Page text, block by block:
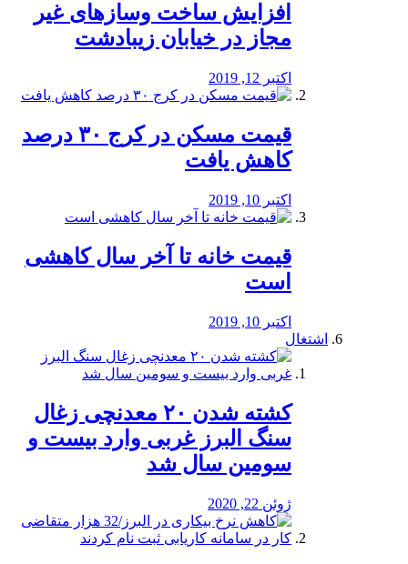
افزایش ساخت وسازهای غیر
مجاز در خیابان زیبادشت
اکتبر 12, 2019
️قیمت مسکن در کرج ۳۰ درصد
کاهش یافت
اکتبر 10, 2019
قیمت خانه تا آخر سال کاهشی
است
اکتبر 10, 2019
اشتغال
کشته شدن ۲۰ معدنچی زغال
سنگ البرز غربی وارد بیست و
سومین سال شد
ژوئن 22, 2020